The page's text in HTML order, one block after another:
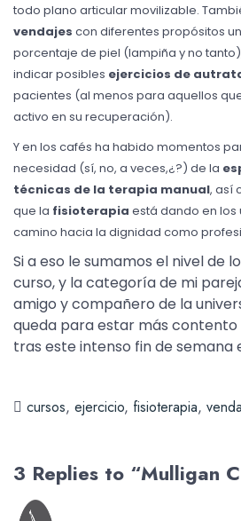
todo plano articular movilizable.
vendajes con diferentes propósitos
porcentaje de piel (lampiña y no
indicar posibles ejercicios de
pacientes (al menos para aquellos
activo en su recuperación).
Y en los cafés ha habido momentos
necesidad (sí, no, a veces,¿?) de la
técnicas de la terapia manual, así
que la fisioterapia está dando en los
camino hacia la dignidad como
Si a eso le sumamos el nivel de
curso, y la categoría de mi
amigo y compañero de la
queda para estar más
tras este intenso fin de semana
cursos, ejercicio, fisioterapia,
3 Replies to “Mulligan